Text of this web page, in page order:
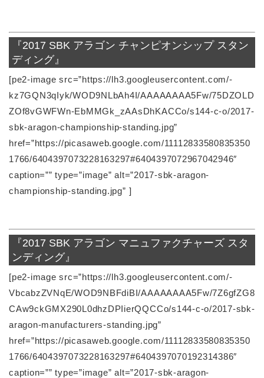
『2017 SBK アラゴン チャンピオンシップ スタン
ディング』
[pe2-image src=”https://lh3.googleusercontent.com/-
kz7GQN3qIyk/WOD9NLbAh4I/AAAAAAAA5Fw/75DZOLD
ZOf8vGWFWn-EbMMGk_zAAsDhKACCo/s144-c-o/2017-
sbk-aragon-championship-standing.jpg”
href=”https://picasaweb.google.com/11112833580835350
1766/6404397073228163297#6404397072967042946″
caption=”” type=”image” alt=”2017-sbk-aragon-
championship-standing.jpg” ]
『2017 SBK アラゴン マニュファクチャーズ スタ
ンディング』
[pe2-image src=”https://lh3.googleusercontent.com/-
VbcabzZVNqE/WOD9NBFdiBI/AAAAAAAA5Fw/7Z6gfZG8
CAw9ckGMX290L0dhzDPIierQQCCo/s144-c-o/2017-sbk-
aragon-manufacturers-standing.jpg”
href=”https://picasaweb.google.com/11112833580835350
1766/6404397073228163297#6404397070192314386″
caption=”” type=”image” alt=”2017-sbk-aragon-